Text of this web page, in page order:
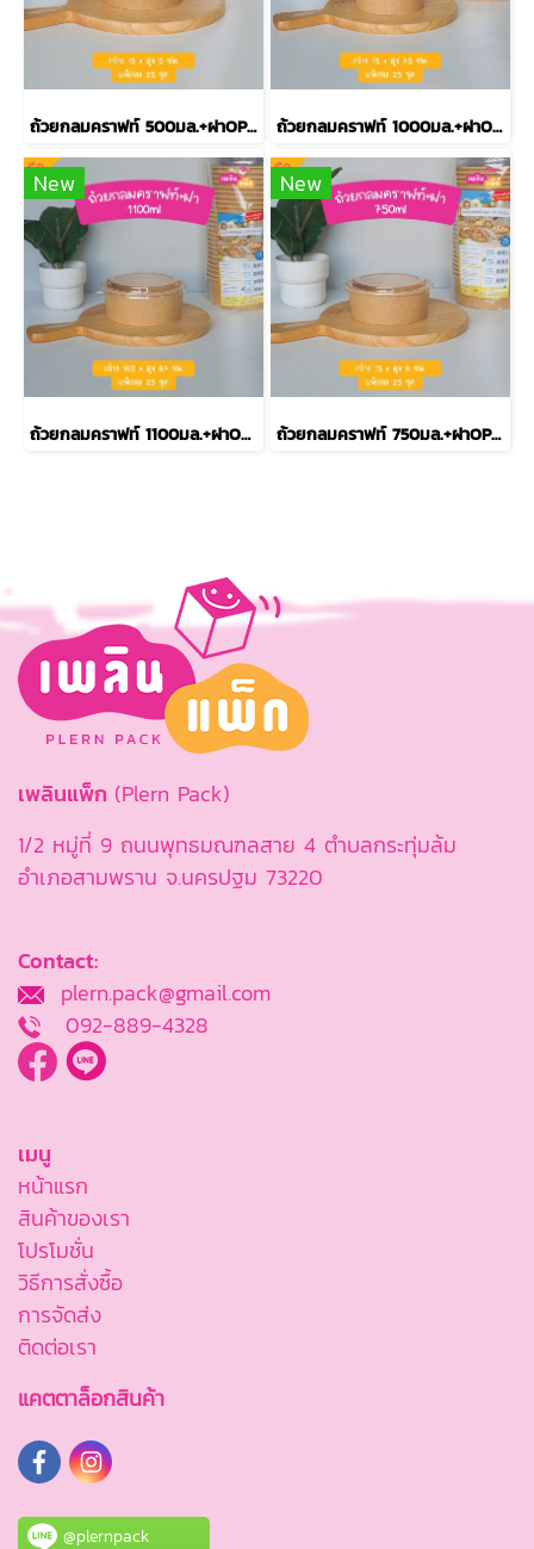
ถ้วยกลมคราฟท์ 500มล.+ฝาOPS รุ่นECO XS ถ้วยกลมคราฟท์ 1000มล.+ฝาOPS รุ่นECO M
New
ถ้วยกลมคราฟท์ 1100มล.+ฝาOPS รุ่นECO L
New
ถ้วยกลมคราฟท์ 750มล.+ฝาOPS รุ่นECO S
เพลินแพ็ก (Plern Pack)
1/2 หมู่ที่ 9 ถนนพุทธมณฑลสาย 4 ตำบลกระทุ่มล้ม
อำเภอสามพราน จ.นครปฐม 73220
Contact:
plern.pack@gmail.com
092-889-4328
เมนู
หน้าแรก
สินค้าของเรา
โปรโมชั่น
วิธีการสั่งซื้อ
การจัดส่ง
ติดต่อเรา
แคตตาล็อกสินค้า
@plernpack